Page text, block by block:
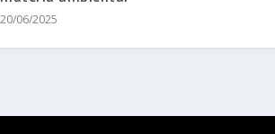
20/06/2025